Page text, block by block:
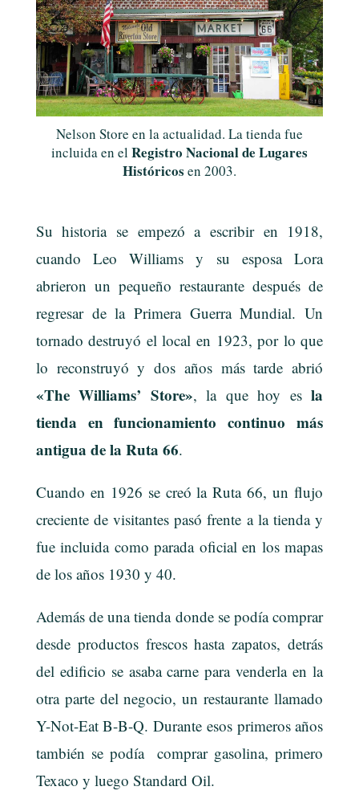
Nelson Store en la actualidad. La tienda fue
incluida en el Registro Nacional de Lugares
Históricos en 2003.
Su historia se empezó a escribir en 1918,
cuando Leo Williams y su esposa Lora
abrieron un pequeño restaurante después de
regresar de la Primera Guerra Mundial. Un
tornado destruyó el local en 1923, por lo que
lo reconstruyó y dos años más tarde abrió
«The Williams’ Store», la que hoy esla
tienda en funcionamiento continuo más
antigua de la Ruta 66.
Cuando en 1926 se creó la Ruta 66, un flujo
creciente de visitantes pasó frente a la tienda y
fue incluida como parada oficial en los mapas
de los años 1930 y 40.
Además de una tienda donde se podía comprar
desde productos frescos hasta zapatos, detrás
del edificio se asaba carne para venderla en la
otra parte del negocio, un restaurante llamado
Y-Not-Eat B-B-Q. Durante esos primeros años
también se podía comprar gasolina, primero
Texaco y luego Standard Oil.